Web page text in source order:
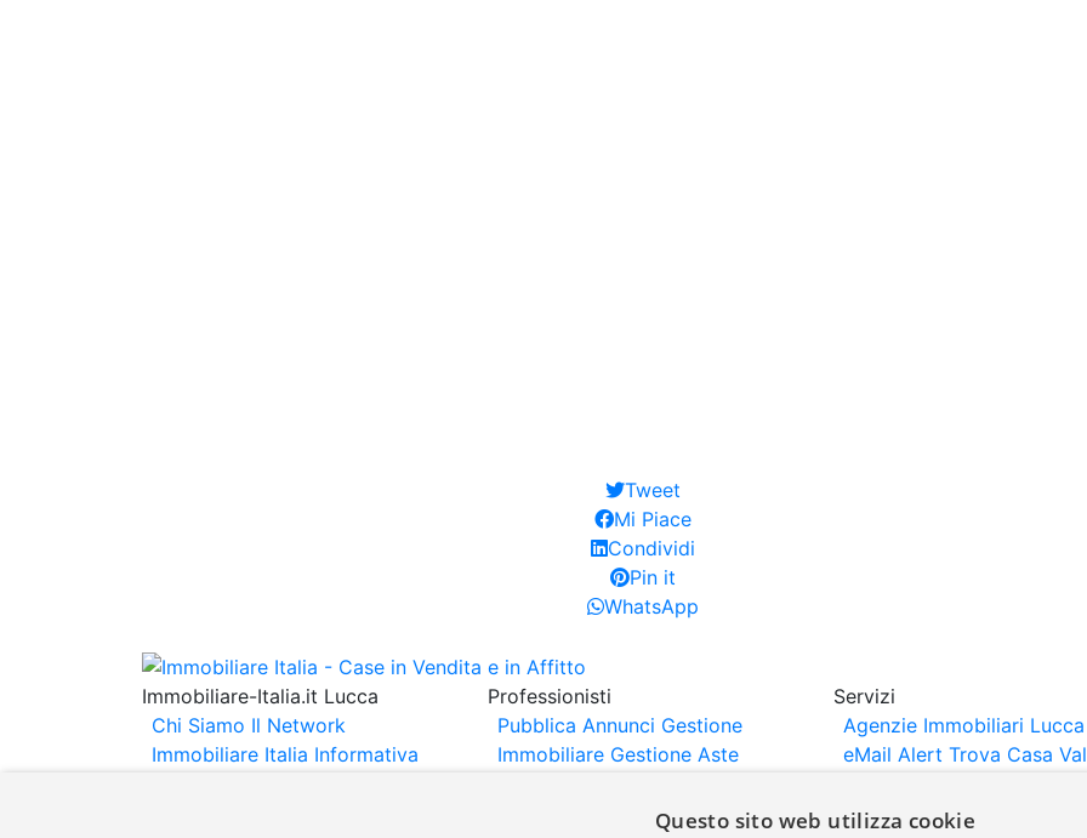
Tweet
Mi Piace
Condividi
Pin it
WhatsApp
Immobiliare-Italia.it Lucca
Chi Siamo Il Network
Immobiliare Italia Informativa
Professionisti
Pubblica Annunci Gestione
Immobiliare Gestione Aste
Importazione
Servizi
Agenzie Immobiliari Lucca
eMail Alert Trova Casa
Questo sito web utilizza cookie